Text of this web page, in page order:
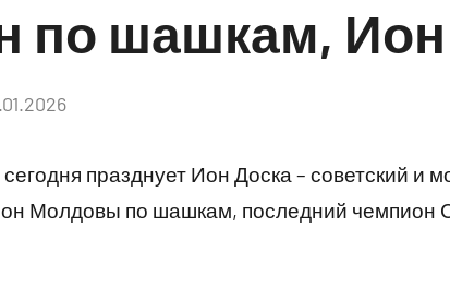
по шашкам,
празднует Ион Доска – советский и
Молдовы по шашкам, последний чемпион